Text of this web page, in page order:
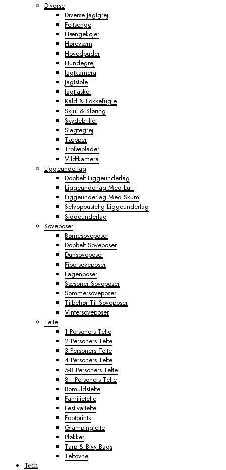
Diverse
Diverse Jagtgrej
Feltsenge
Hængekøjer
Høreværn
Hovedpuder
Hundegrej
Jagtkamera
Jagtstole
Jagttasker
Kald & Lokkefugle
Skjul & Sløring
Skydebriller
Slagtegrej
Tæpper
Trofæplader
Vildtkamera
Liggeunderlag
Dobbelt Liggeunderlag
Liggeunderlag Med Luft
Liggeunderlag Med Skum
Selvoppustelig Liggeunderlag
Siddeunderlag
Soveposer
Børnesoveposer
Dobbelt Soveposer
Dunsoveposer
Fibersoveposer
Lagenposer
Sæsoner Soveposer
Sommersoveposer
Tilbehør Til Soveposer
Vintersoveposer
Telte
1 Personers Telte
2 Personers Telte
3 Personers Telte
4 Personers Telte
5-8 Personers Telte
8+ Personers Telte
Bomuldstelte
Familietelte
Festivaltelte
Footprints
Glampingtelte
Pløkker
Tarp & Bivy Bags
Teltovne
Tech